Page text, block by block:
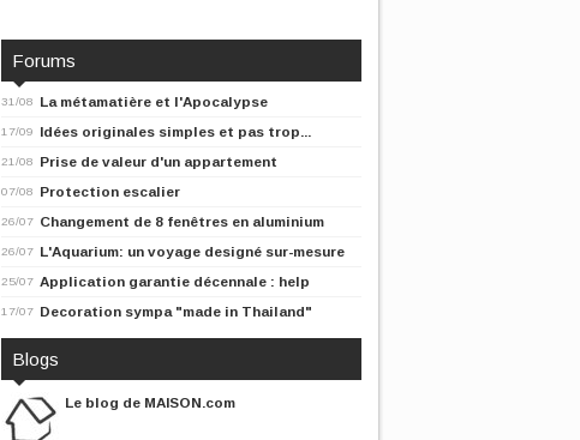
Forums
31/08 La métamatière et l'Apocalypse
17/09 Idées originales simples et pas trop...
21/08 Prise de valeur d'un appartement
07/08 Protection escalier
26/07 Changement de 8 fenêtres en aluminium
26/07 L'Aquarium: un voyage designé sur-mesure
25/07 Application garantie décennale : help
17/07 Decoration sympa "made in Thailand"
Blogs
Le blog de MAISON.com